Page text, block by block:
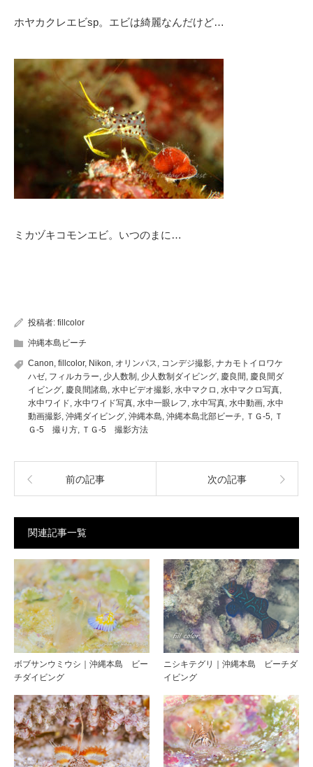
ホヤカクレエビsp。エビは綺麗なんだけど…
ミカヅキコモンエビ。いつのまに…
投稿者: fillcolor
沖縄本島ビーチ
Canon fillcolor, Nikon オリンパス コンデジ撮影 ナカモトイロワケ
ハゼ フィルカラー 少人数制 少人数制ダイビング 慶良間 慶良間ダ
イビング 慶良間諸島 水中ビデオ撮影 水中マクロ 水中マクロ写真
水中ワイド 水中ワイド写真 水中一眼レフ 水中写真 水中動画 水中
動画撮影 沖縄ダイビング 沖縄本島 沖縄本島北部ビーチ ＴＧ-5
Ｔ
Ｇ-5 撮り方
ＴＧ-5 撮影方法
前の記事 次の記事
関連記事一覧
ボブサンウミウシ｜沖縄本島 ビー
チダイビング
ニシキテグリ｜沖縄本島 ビーチダ
イビング